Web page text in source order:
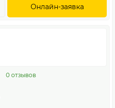
Онлайн-заявка
0 отзывов